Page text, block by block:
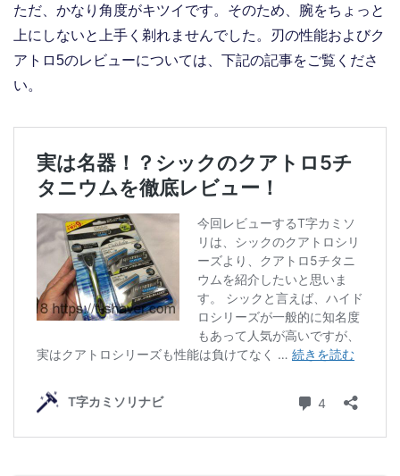
ただ、かなり角度がキツイです。そのため、腕をちょっと
上にしないと上手く剃れませんでした。刃の性能およびク
アトロ5のレビューについては、下記の記事をご覧くださ
い。